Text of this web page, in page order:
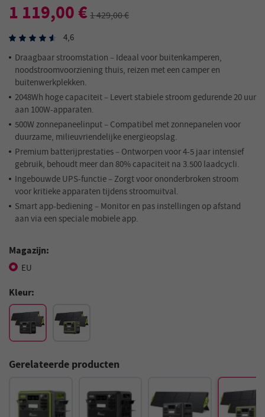
1 119,00 €1 429,00 €
4,6
Draagbaar stroomstation – Ideaal voor buitenkamperen,
noodstroomvoorziening thuis, reizen met een camper en
buitenwerkplekken.
2048Wh hoge capaciteit – Levert stabiele stroom gedurende 20 uur
aan 100W-apparaten.
500W zonnepaneelinput – Compatibel met zonnepanelen voor
duurzame, milieuvriendelijke energieopslag.
Premium batterijprestaties – Ontworpen voor 4-5 jaar intensief
gebruik, behoudt meer dan 80% capaciteit na 3.500 laadcycli.
Ingebouwde UPS-functie – Zorgt voor ononderbroken stroom
voor kritieke apparaten tijdens stroomuitval.
Smart app-bediening – Monitor en pas instellingen op afstand
aan via een speciale mobiele app.
Magazijn:
EU
Kleur:
Gerelateerde producten